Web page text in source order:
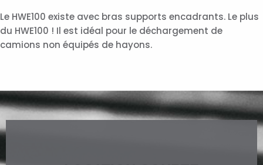
Le HWE100 existe avec bras supports encadrants. Le plus
du HWE100 ! Il est idéal pour le déchargement de
camions non équipés de hayons.